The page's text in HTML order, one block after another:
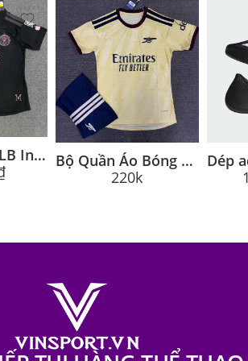
Bộ Quần Áo CLB Inter Miami 2026 Đen Hồng Bộ Quần Áo Bóng Đá Arsenal Third 2026/27 Màu Vàng
220k